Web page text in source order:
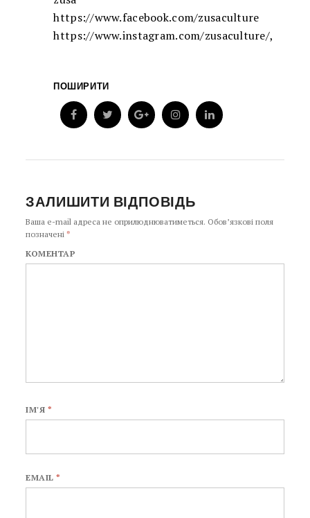
https://www.facebook.com/zusaculture
https://www.instagram.com/zusaculture/,
ПОШИРИТИ
ЗАЛИШИТИ ВІДПОВІДЬ
Ваша e-mail адреса не оприлюднюватиметься. Обов’язкові поля
позначені*
КОМЕНТАР
ІМ'Я *
EMAIL*